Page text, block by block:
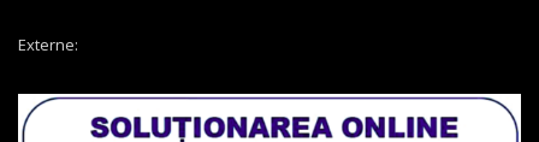
Externe: